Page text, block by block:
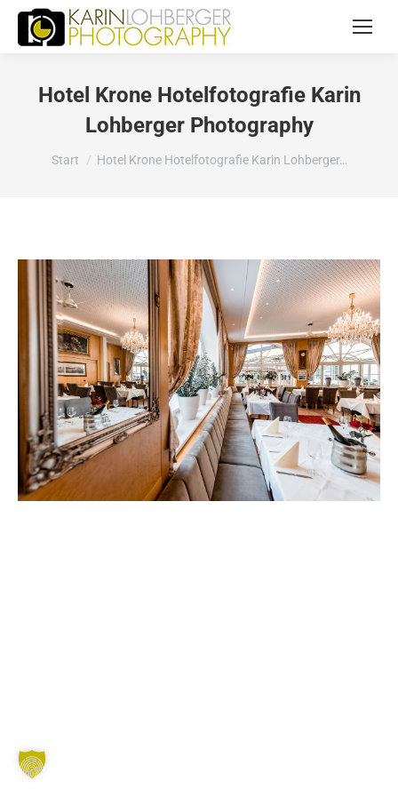
Hotel Krone Hotelfotografie Karin
Lohberger Photography
Sie befinden sich hier:
Start Hotel Krone Hotelfotografie Karin Lohberger…